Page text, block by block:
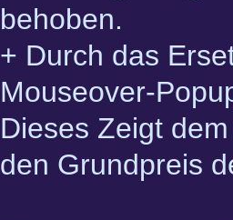
behoben.
+ Durch das
Mouseover-
Dieses Zeigt
den Grundpreis